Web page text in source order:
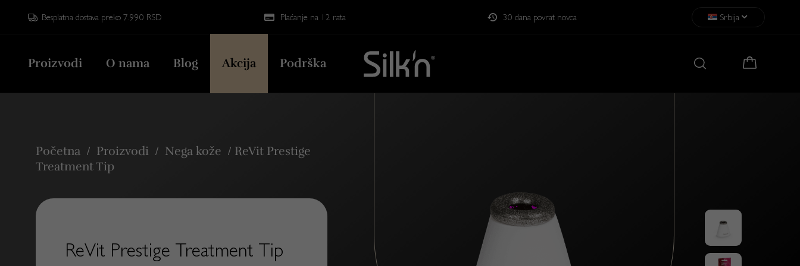
Besplatna dostava preko 7.990 RSD Plaćanje na 12 rata 30 dana povrat novca Srbija
Proizvodi O nama Blog Akcija Podrška
Početna / Proizvodi / Nega kože / ReVit Prestige
Treatment Tip
ReVit Prestige Treatment Tip